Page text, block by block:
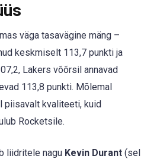
väga tasavägine mäng –
keskmiselt 113,7 punkti ja
Lakers võõrsil annavad
113,8 punkti. Mõlemal
piisavalt kvaliteeti, kuid
Rocketsile.
liidritele nagu Kevin Durant (sel